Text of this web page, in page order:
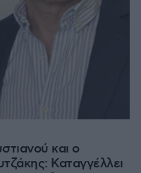
και ο
Καταγγέλλει